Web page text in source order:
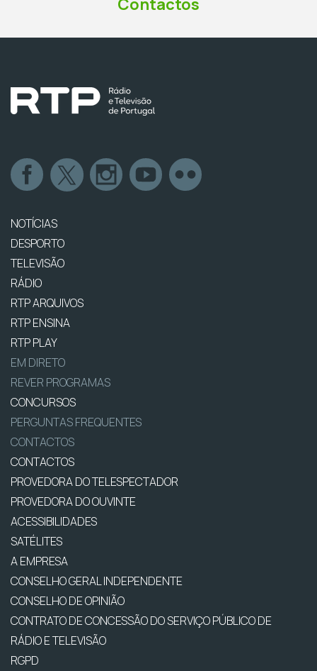
Contactos
NOTÍCIAS
DESPORTO
TELEVISÃO
RÁDIO
RTP ARQUIVOS
RTP ENSINA
RTP PLAY
EM DIRETO
REVER PROGRAMAS
CONCURSOS
PERGUNTAS FREQUENTES
CONTACTOS
CONTACTOS
PROVEDORA DO TELESPECTADOR
PROVEDORA DO OUVINTE
ACESSIBILIDADES
SATÉLITES
A EMPRESA
CONSELHO GERAL INDEPENDENTE
CONSELHO DE OPINIÃO
CONTRATO DE CONCESSÃO DO SERVIÇO PÚBLICO DE
RÁDIO E TELEVISÃO
RGPD